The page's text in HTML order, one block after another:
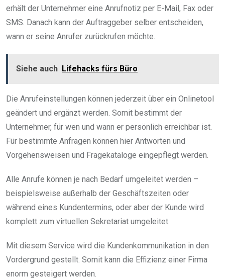
erhält der Unternehmer eine Anrufnotiz per E-Mail, Fax oder
SMS. Danach kann der Auftraggeber selber entscheiden,
wann er seine Anrufer zurückrufen möchte.
Siehe auch Lifehacks fürs Büro
Die Anrufeinstellungen können jederzeit über ein Onlinetool
geändert und ergänzt werden. Somit bestimmt der
Unternehmer, für wen und wann er persönlich erreichbar ist.
Für bestimmte Anfragen können hier Antworten und
Vorgehensweisen und Fragekataloge eingepflegt werden.
Alle Anrufe können je nach Bedarf umgeleitet werden –
beispielsweise außerhalb der Geschäftszeiten oder
während eines Kundentermins, oder aber der Kunde wird
komplett zum virtuellen Sekretariat umgeleitet.
Mit diesem Service wird die Kundenkommunikation in den
Vordergrund gestellt. Somit kann die Effizienz einer Firma
enorm gesteigert werden.